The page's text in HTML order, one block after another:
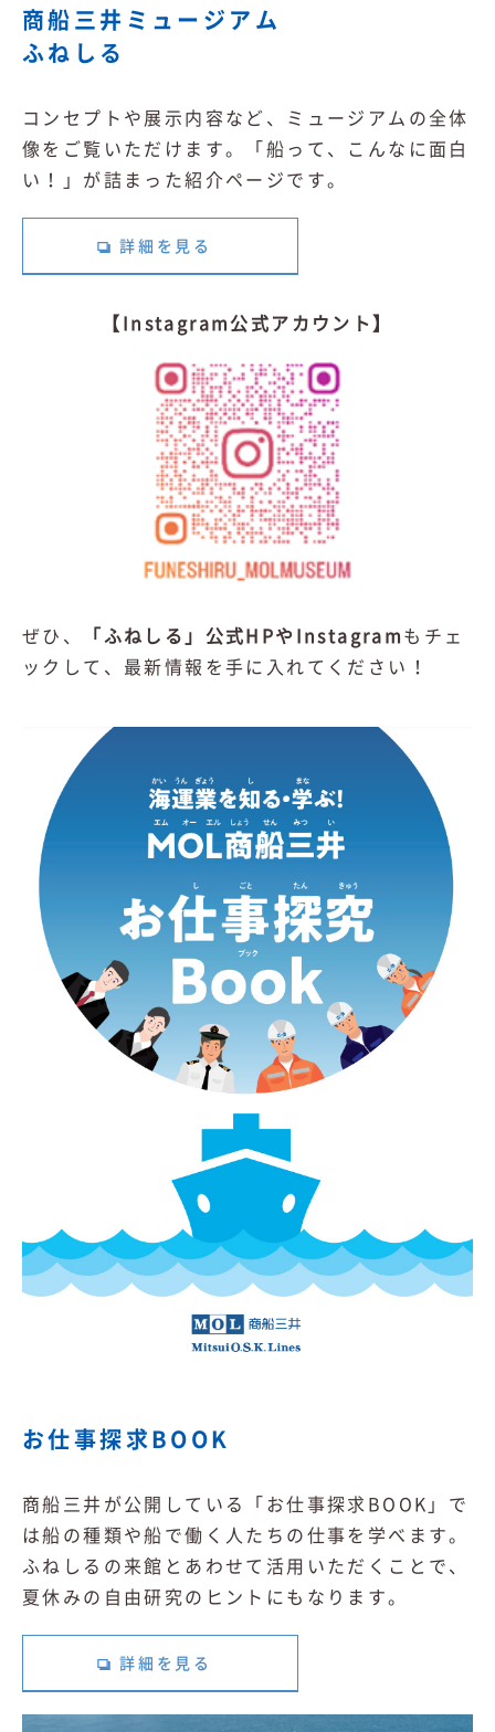
商船三井ミュージアム
ふねしる
コンセプトや展示内容など、ミュージアムの全体
像をご覧いただけます。「船って、こんなに面白
い！」が詰まった紹介ページです。
詳細を見る
【Instagram公式アカウント】
ぜひ、 「ふねしる」公式HPやInstagram もチェ
ックして、最新情報を手に入れてください！
お仕事探求BOOK
商船三井が公開している「お仕事探求BOOK」で
は船の種類や船で働く人たちの仕事を学べます。
ふねしるの来館とあわせて活用いただくことで、
夏休みの自由研究のヒントにもなります。
詳細を見る